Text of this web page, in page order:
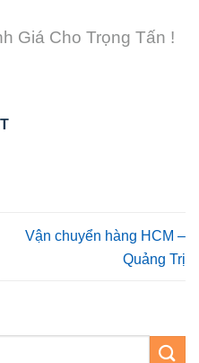
Giá Cho Trọng Tấn !
Vận chuyển hàng HCM –
Quảng Trị